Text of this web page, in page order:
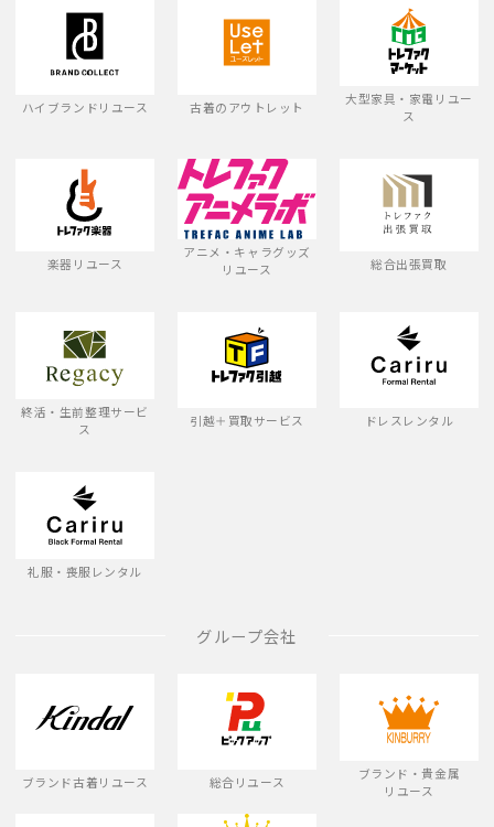
ハイブランドリユース 古着のアウトレット
大型家具・家電リユー
ス
楽器リユース
アニメ・キャラグッズ
リユース
総合出張買取
終活・生前整理サービ
ス
引越＋買取サービス ドレスレンタル
礼服・喪服レンタル
グループ会社
ブランド古着リユース 総合リユース
ブランド・貴金属
リユース